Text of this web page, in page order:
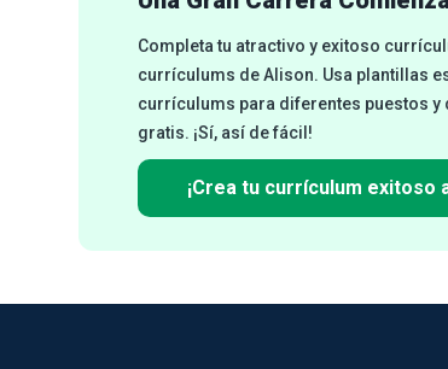
Completa tu atractivo y exitoso
currículums de Alison. Usa plantillas
currículums para diferentes puestos
gratis. ¡Sí, así de fácil!
¡Crea tu currículum exitoso